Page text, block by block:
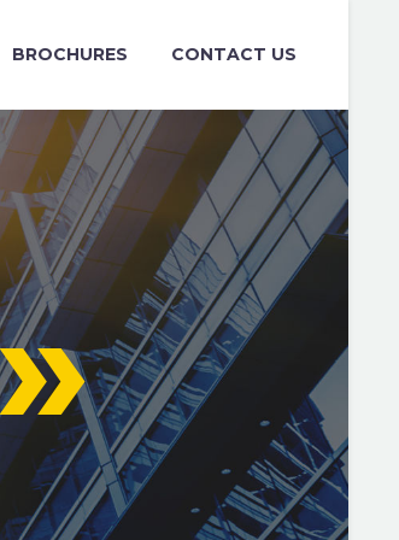
BROCHURES CONTACT US